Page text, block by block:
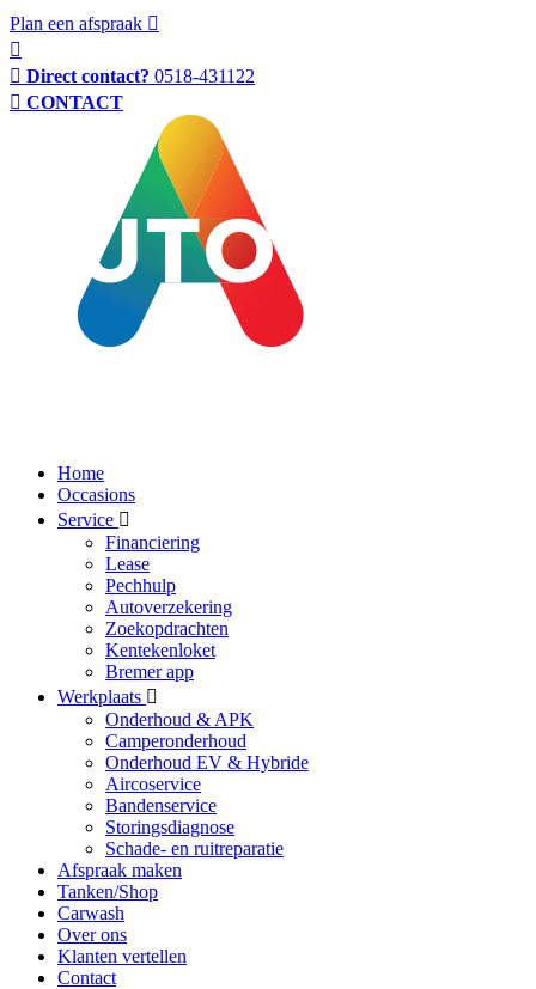
Plan een afspraak
Direct contact? 0518-431122
CONTACT
Home
Occasions
Service
Financiering
Lease
Pechhulp
Autoverzekering
Zoekopdrachten
Kentekenloket
Bremer app
Werkplaats
Onderhoud & APK
Camperonderhoud
Onderhoud EV & Hybride
Aircoservice
Bandenservice
Storingsdiagnose
Schade- en ruitreparatie
Afspraak maken
Tanken/Shop
Carwash
Over ons
Klanten vertellen
Contact